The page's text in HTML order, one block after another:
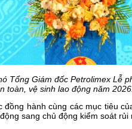
Tổng Giám đốc Petrolimex Lễ
toàn, vệ sinh lao động năm
đồng hành cùng các mục tiêu
sang chủ động kiểm soát rủi